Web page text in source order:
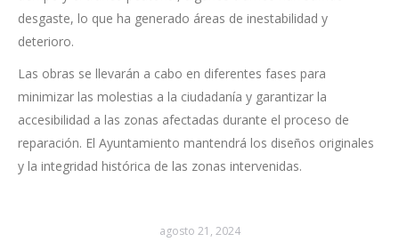
desgaste, lo que ha generado áreas de inestabilidad y
deterioro.
Las obras se llevarán a cabo en diferentes fases para
minimizar las molestias a la ciudadanía y garantizar la
accesibilidad a las zonas afectadas durante el proceso de
reparación. El Ayuntamiento mantendrá los diseños originales
y la integridad histórica de las zonas intervenidas.
agosto 21, 2024